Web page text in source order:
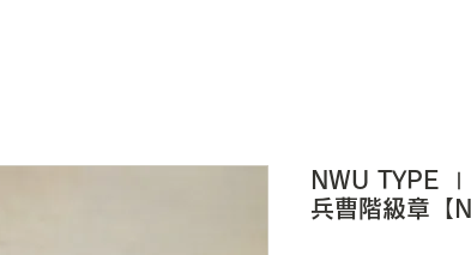
NWU TYPE
兵曹階級章【